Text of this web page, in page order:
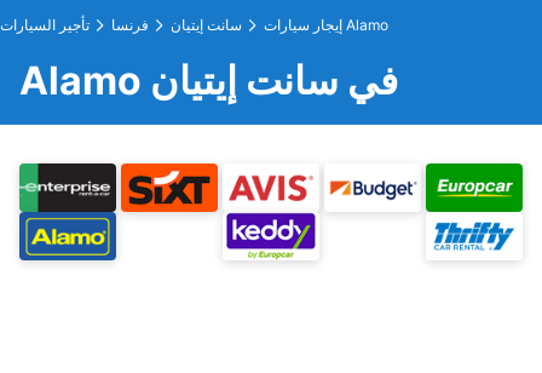
تأجير السيارات فرنسا سانت إيتيان إيجار سيارات Alamo
Alamo في سانت إيتيان